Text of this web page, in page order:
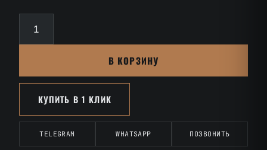
товара
В КОРЗИНУ
КУПИТЬ В 1 КЛИК
TELEGRAM WHATSAPP ПОЗВОНИТЬ